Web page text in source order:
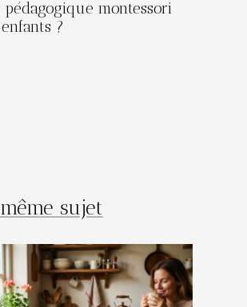
montessori
?
sujet